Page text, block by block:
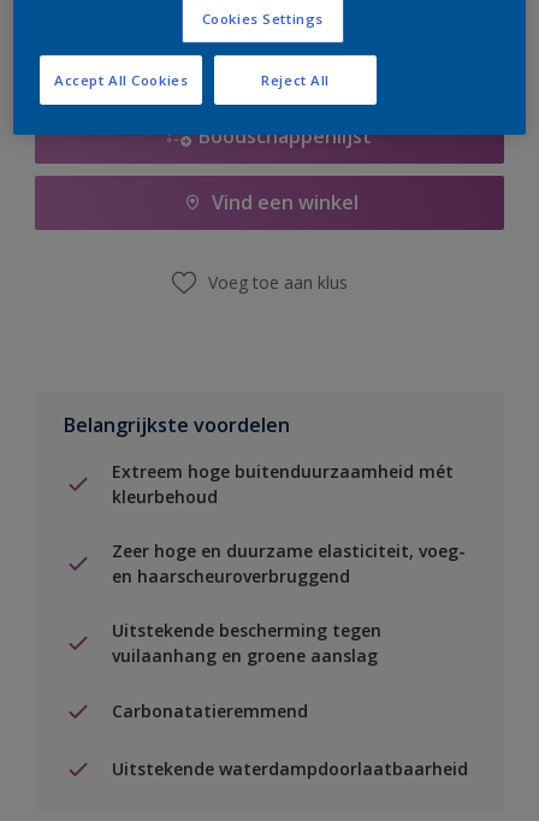
Boodschappenlijst
Vind een winkel
Voeg toe aan klus
Belangrijkste voordelen
Extreem hoge buitenduurzaamheid mét
kleurbehoud
Zeer hoge en duurzame elasticiteit, voeg-
en haarscheuroverbruggend
Uitstekende bescherming tegen
vuilaanhang en groene aanslag
Carbonatatieremmend
Uitstekende waterdampdoorlaatbaarheid
Cookies Settings
Reject All
Accept All Cookies